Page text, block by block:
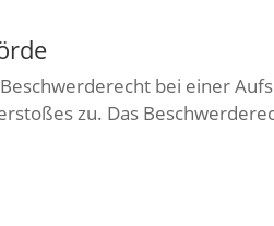
bei einer
zu. Das